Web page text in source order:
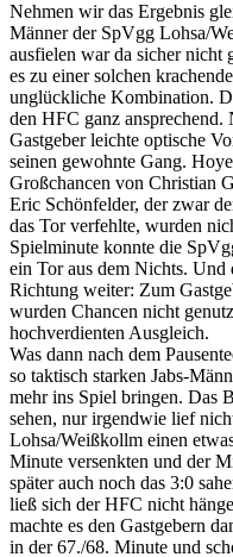
Nehmen wir das Ergebnis
Männer der SpVgg Lohsa/
ausfielen war da sicher nicht
es zu einer solchen
unglückliche Kombination.
den HFC ganz ansprechend.
Gastgeber leichte optische
seinen gewohnte Gang.
Großchancen von Christian
Eric Schönfelder, der zwar
das Tor verfehlte, wurden
Spielminute konnte die
ein Tor aus dem Nichts.
Richtung weiter: Zum
wurden Chancen nicht
hochverdienten Ausgleich.
Was dann nach dem
so taktisch starken Jabs-
mehr ins Spiel bringen. Das
sehen, nur irgendwie lief
Lohsa/Weißkollm einen
Minute versenkten und der
später auch noch das 3:0
ließ sich der HFC nicht
machte es den Gastgebern
in der 67./68. Minute und